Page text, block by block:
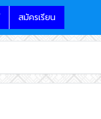
สมัครเรียน